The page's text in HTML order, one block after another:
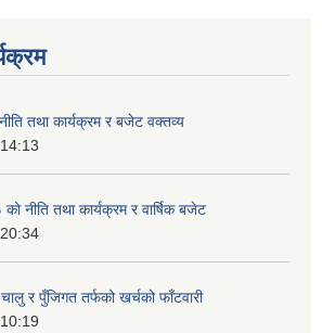
तथा कार्यक्रम र बजेट वक्तव्य
नीति तथा कार्यक्रम र वार्षिक बजेट
र पुँजिगत तर्फको खर्चको फाँटवारी